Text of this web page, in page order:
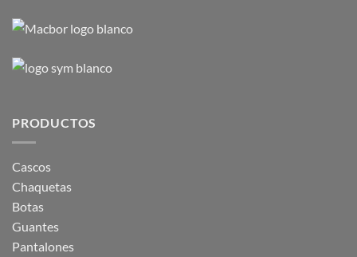
PRODUCTOS
Cascos
Chaquetas
Botas
Guantes
Pantalones